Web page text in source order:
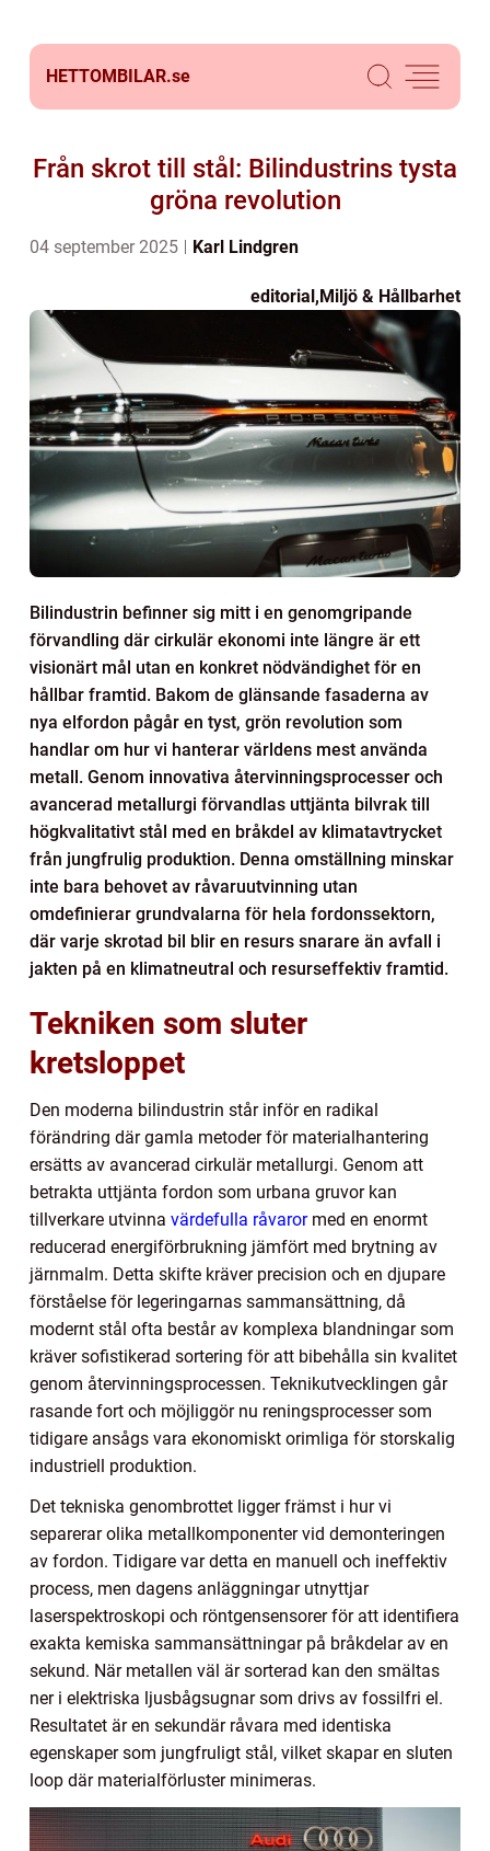
HETTOMBILAR.se
Från skrot till stål: Bilindustrins tysta
gröna revolution
04 september 2025 Karl Lindgren
editorial,Miljö & Hållbarhet
Bilindustrin befinner sig mitt i en genomgripande
förvandling där cirkulär ekonomi inte längre är ett
visionärt mål utan en konkret nödvändighet för en
hållbar framtid. Bakom de glänsande fasaderna av
nya elfordon pågår en tyst, grön revolution som
handlar om hur vi hanterar världens mest använda
metall. Genom innovativa återvinningsprocesser och
avancerad metallurgi förvandlas uttjänta bilvrak till
högkvalitativt stål med en bråkdel av klimatavtrycket
från jungfrulig produktion. Denna omställning minskar
inte bara behovet av råvaruutvinning utan
omdefinierar grundvalarna för hela fordonssektorn,
där varje skrotad bil blir en resurs snarare än avfall i
jakten på en klimatneutral och resurseffektiv framtid.
Tekniken som sluter
kretsloppet
Den moderna bilindustrin står inför en radikal
förändring där gamla metoder för materialhantering
ersätts av avancerad cirkulär metallurgi. Genom att
betrakta uttjänta fordon som urbana gruvor kan
tillverkare utvinna värdefulla råvarormed en enormt
reducerad energiförbrukning jämfört med brytning av
järnmalm. Detta skifte kräver precision och en djupare
förståelse för legeringarnas sammansättning, då
modernt stål ofta består av komplexa blandningar som
kräver sofistikerad sortering för att bibehålla sin kvalitet
genom återvinningsprocessen. Teknikutvecklingen går
rasande fort och möjliggör nu reningsprocesser som
tidigare ansågs vara ekonomiskt orimliga för storskalig
industriell produktion.
Det tekniska genombrottet ligger främst i hur vi
separerar olika metallkomponenter vid demonteringen
av fordon. Tidigare var detta en manuell och ineffektiv
process, men dagens anläggningar utnyttjar
laserspektroskopi och röntgensensorer för att identifiera
exakta kemiska sammansättningar på bråkdelar av en
sekund. När metallen väl är sorterad kan den smältas
ner i elektriska ljusbågsugnar som drivs av fossilfri el.
Resultatet är en sekundär råvara med identiska
egenskaper som jungfruligt stål, vilket skapar en sluten
loop där materialförluster minimeras.